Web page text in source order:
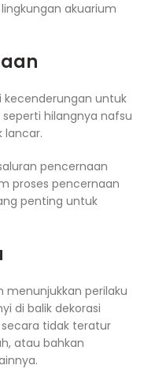
akuarium
kecenderungan untuk
hilangnya nafsu
lancar.
pencernaan
proses pencernaan
penting untuk
menunjukkan perilaku
di balik dekorasi
tidak teratur
atau bahkan